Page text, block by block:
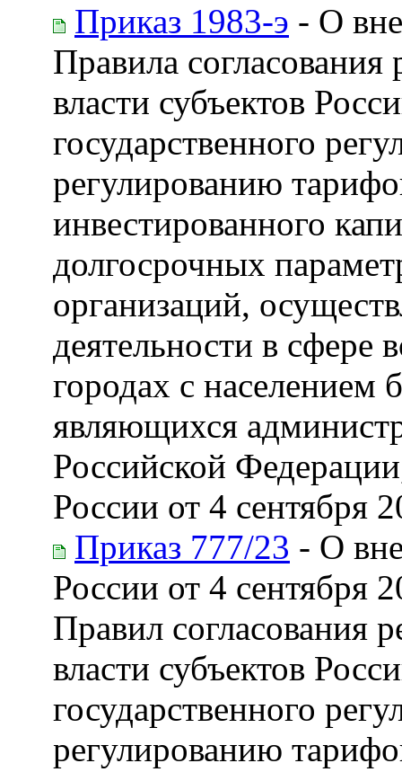
Приказ 1983-э - О
Правила
власти субъектов
государственного
регулированию
инвестированного
долгосрочных
организаций,
деятельности в сфере
городах с населением
являющихся
Российской
России от 4 сентября
Приказ 777/23 - О
России от 4 сентября
Правил согласования
власти субъектов
государственного
регулированию